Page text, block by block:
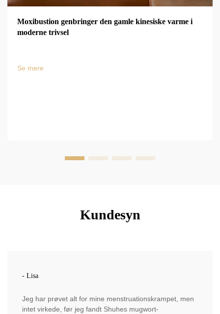
Moxibustion genbringer den gamle kinesiske varme i
moderne trivsel
Se mere
Kundesyn
- Lisa
Jeg har prøvet alt for mine menstruationskrampet, men
intet virkede, før jeg fandt Shuhes mugwort-